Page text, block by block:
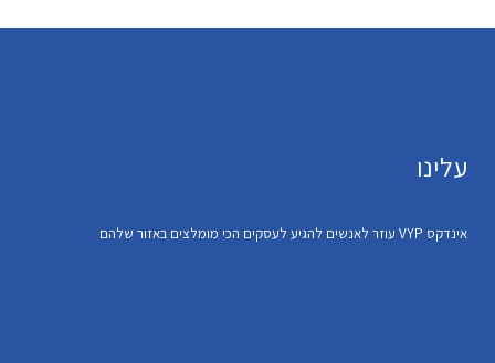
עלינו
אינדקס VYP עוזר לאנשים להגיע לעסקים הכי מומלצים באזור שלהם